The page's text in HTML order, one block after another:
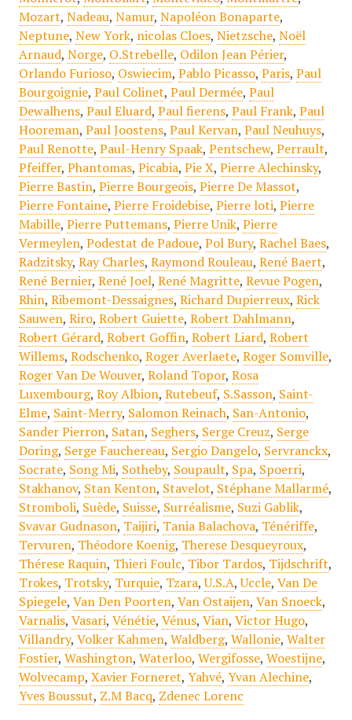
Mozart, Nadeau, Namur, Napoléon Bonaparte,
Neptune, New York, nicolas Cloes, Nietzsche, Noël
Arnaud, Norge, O.Strebelle, Odilon Jean Périer,
Orlando Furioso, Oswiecim, Pablo Picasso, Paris, Paul
Bourgoignie, Paul Colinet, Paul Dermée, Paul
Dewalhens, Paul Eluard, Paul fierens, Paul Frank, Paul
Hooreman, Paul Joostens, Paul Kervan, Paul Neuhuys,
Paul Renotte, Paul-Henry Spaak, Pentschew, Perrault,
Pfeiffer, Phantomas, Picabia, Pie X, Pierre Alechinsky,
Pierre Bastin, Pierre Bourgeois, Pierre De Massot,
Pierre Fontaine, Pierre Froidebise, Pierre loti, Pierre
Mabille, Pierre Puttemans, Pierre Unik, Pierre
Vermeylen, Podestat de Padoue, Pol Bury, Rachel Baes,
Radzitsky, Ray Charles, Raymond Rouleau, René Baert,
René Bernier, René Joel, René Magritte, Revue Pogen,
Rhin, Ribemont-Dessaignes, Richard Dupierreux, Rick
Sauwen, Riro, Robert Guiette, Robert Dahlmann,
Robert Gérard, Robert Goffin, Robert Liard, Robert
Willems, Rodschenko, Roger Averlaete, Roger Somville,
Roger Van De Wouver, Roland Topor, Rosa
Luxembourg, Roy Albion, Rutebeuf, S.Sasson, Saint-
Elme, Saint-Merry, Salomon Reinach, San-Antonio,
Sander Pierron, Satan, Seghers, Serge Creuz, Serge
Doring, Serge Fauchereau, Sergio Dangelo, Servranckx,
Socrate, Song Mi, Sotheby, Soupault, Spa, Spoerri,
Stakhanov, Stan Kenton, Stavelot, Stéphane Mallarmé,
Stromboli, Suède, Suisse, Surréalisme, Suzi Gablik,
Svavar Gudnason, Taijiri, Tania Balachova, Ténériffe,
Tervuren, Théodore Koenig, Therese Desqueyroux,
Thérese Raquin, Thieri Foulc, Tibor Tardos, Tijdschrift,
Trokes, Trotsky, Turquie, Tzara,U.S.A,Uccle, Van De
Spiegele, Van Den Poorten, Van Ostaijen, Van Snoeck,
Varnalis, Vasari, Vénétie, Vénus, Vian, Victor Hugo,
Villandry, Volker Kahmen, Waldberg, Wallonie, Walter
Fostier, Washington, Waterloo, Wergifosse, Woestijne,
Wolvecamp, Xavier Forneret, Yahvé, Yvan Alechine,
Yves Boussut, Z.M Bacq, Zdenec Lorenc